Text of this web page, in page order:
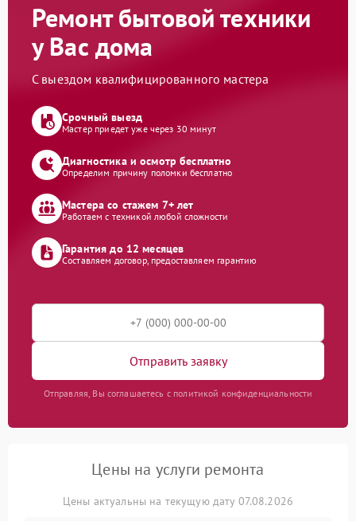
Ремонт бытовой техники
у Вас дома
С выездом квалифицированного мастера
Срочный выезд
Мастер приедет уже через 30 минут
Диагностика и осмотр бесплатно
Определим причину поломки бесплатно
Мастера со стажем 7+ лет
Работаем с техникой любой сложности
Гарантия до 12 месяцев
Составляем договор, предоставляем гарантию
Отправить заявку
Отправляя, Вы соглашаетесь с политикой конфиденциальности
Цены на услуги ремонта
Цены актуальны на текущую дату 07.08.2026